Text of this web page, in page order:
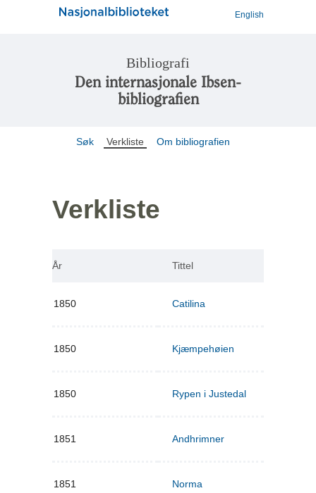
English
Bibliografi
Den internasjonale Ibsen-
bibliografien
Søk Verkliste Om bibliografien
Verkliste
År Tittel
1850 Catilina
1850 Kjæmpehøien
1850 Rypen i Justedal
1851 Andhrimner
1851 Norma